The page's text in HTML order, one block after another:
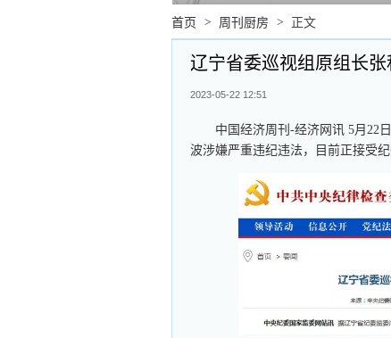
首页 > 周刊厨房 > 正文
辽宁省委巡视组原组长
2023-05-22 12:51
中国经济周刊-经济网讯 5月22
波涉嫌严重违纪违法，目前正接受纪